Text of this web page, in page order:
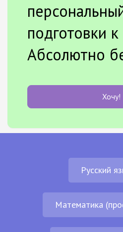
подготовки
Абсолютно
Хочу!
Русский
Математика